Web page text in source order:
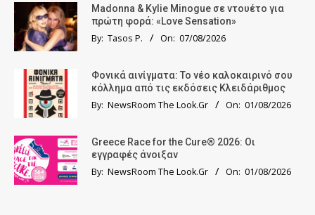
Madonna & Kylie Minogue σε ντουέτο για
πρώτη φορά: «Love Sensation»
By: Tasos P. On: 07/08/2026
Φονικά αινίγματα: Το νέο καλοκαιρινό σου
κόλλημα από τις εκδόσεις Κλειδάριθμος
By: NewsRoom The Look.Gr On: 01/08/2026
Greece Race for the Cure® 2026: Οι
εγγραφές άνοιξαν
By: NewsRoom The Look.Gr On: 01/08/2026